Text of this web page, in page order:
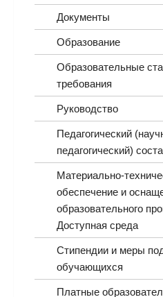
Документы
Образование
Образовательные
требования
Руководство
Педагогический
педагогический)
Материально-
обеспечение и
образовательного
Доступная среда
Стипендии и меры
обучающихся
Платные